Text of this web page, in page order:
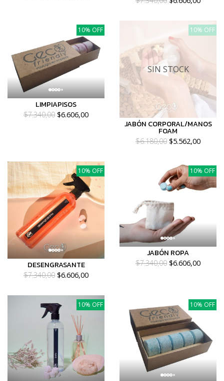
10% OFF
LIMPIAPISOS
$7.340,00 $6.606,00
10% OFF
SIN STOCK
JABÓN CORPORAL/MANOS
FOAM
$6.180,00 $5.562,00
10% OFF
DESENGRASANTE
$7.340,00 $6.606,00
10% OFF
JABÓN ROPA
$7.340,00 $6.606,00
10% OFF 10% OFF